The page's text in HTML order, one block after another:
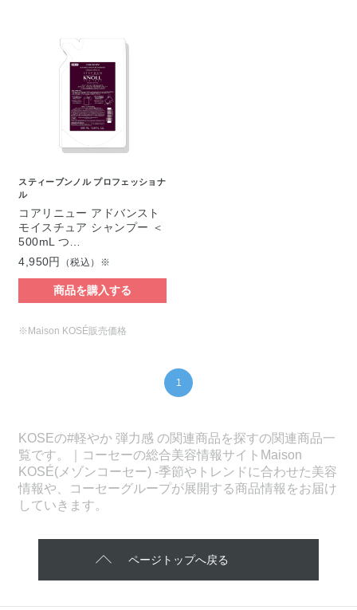
スティーブンノル プロフェッショナ
ル
コアリニュー アドバンスト
モイスチュア シャンプー ＜
500mL つ…
4,950円
（税込）※
商品を購入する
※Maison KOSÉ販売価格
1
KOSEの#軽やか 弾力感 の関連商品を探すの関連商品一
覧です。｜コーセーの総合美容情報サイトMaison
KOSÉ(メゾンコーセー) -季節やトレンドに合わせた美容
情報や、コーセーグループが展開する商品情報をお届け
していきます。
ページトップへ戻る